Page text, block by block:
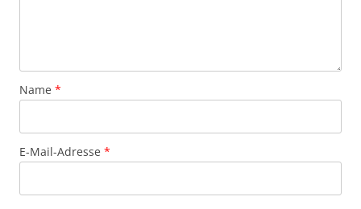
Name *
E-Mail-Adresse *